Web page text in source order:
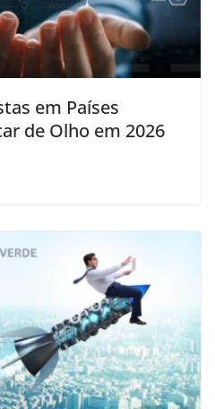
em Países
de Olho em 2026